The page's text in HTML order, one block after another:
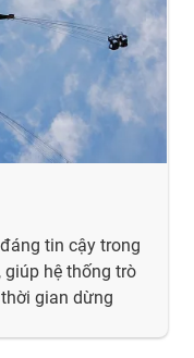
tin cậy trong
hệ thống trò
gian dừng